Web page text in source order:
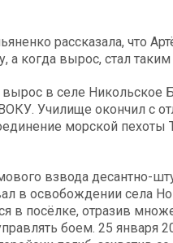
рассказала, что
а когда вырос, стал
в селе Никольское
Училище окончил с
морской
взвода десантно-
в освобождении села
в посёлке, отразив
боем. 25 января